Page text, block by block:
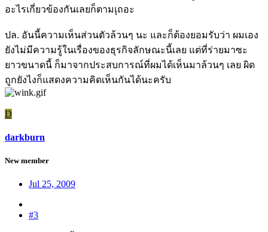
อะไรเกี่ยวข้องกันเลยก็ตามเุถอะ
ปล. อันนี้ความเห็นส่วนตัวล้วนๆ นะ และก็ต้องยอมรับว่า ผมเอง
ยังไม่มีความรู้ในเรื่องของธุรกิจลักษณะนี้เลย แต่ที่ร่ายมาซะ
ยาวขนาดนี้ ก็มาจากประสบการณ์ที่ผมได้เห็นมาล้วนๆ เลย ผิด
ถูกยังไงก็แสดงความคิดเห็นกันได้นะครับ
D
darkburn
New member
Jul 25, 2009
#3